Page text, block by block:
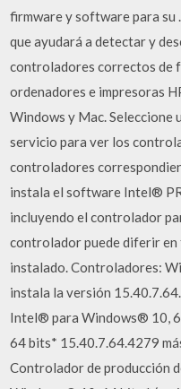
firmware y software para su
que ayudará a detectar y
controladores correctos de
ordenadores e impresoras
Windows y Mac. Seleccione
servicio para ver los
controladores
instala el software Intel®
incluyendo el controlador
controlador puede diferir
instalado. Controladores:
instala la versión
Intel® para Windows® 10,
64 bits* 15.40.7.64.4279
Controlador de producción